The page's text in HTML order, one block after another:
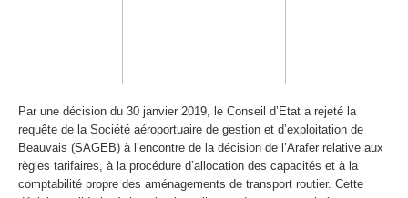
Par une décision du 30 janvier 2019, le Conseil d’Etat a rejeté la
requête de la Société aéroportuaire de gestion et d’exploitation de
Beauvais (SAGEB) à l’encontre de la décision de l’Arafer relative aux
règles tarifaires, à la procédure d’allocation des capacités et à la
comptabilité propre des aménagements de transport routier. Cette